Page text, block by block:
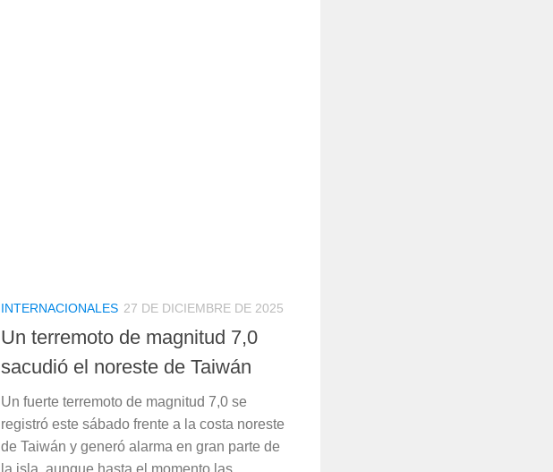
INTERNACIONALES 27 DE DICIEMBRE DE 2025
Un terremoto de magnitud 7,0
sacudió el noreste de Taiwán
Un fuerte terremoto de magnitud 7,0 se
registró este sábado frente a la costa noreste
de Taiwán y generó alarma en gran parte de